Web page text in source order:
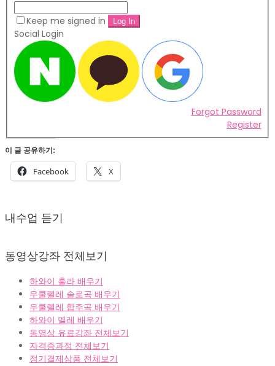
Keep me signed in
Social Login
Forgot Password
Register
이 글 공유하기:
Facebook X
02-
내수업 듣기
동영상강좌 전체보기
하와이 훌라 배우기
우쿨렐레 솔로곡 배우기
우쿨렐레 합주곡 배우기
하와이 멜레 배우기
동영상 유료강좌 전체보기
자격증과정 전체보기
정기결제상품 전체보기